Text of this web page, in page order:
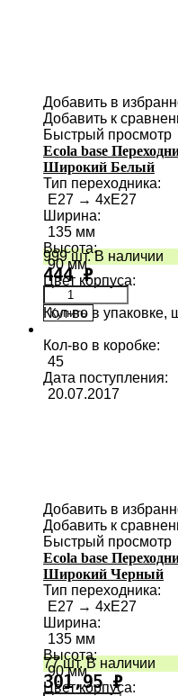
Добавить в
Добавить к
Быстрый просмотр
Ecola base
Широкий Белый
Тип переходника:
E27 → 4хE27
Ширина:
135 мм
Высота:
90 мм
Цвет корпуса:
Кол-во в упаковке,
Кол-во в коробке:
45
Дата поступления:
20.07.2017
999 шт. В наличии
444₽
Купить
Добавить в
Добавить к
Быстрый просмотр
Ecola base
Широкий Черный
Тип переходника:
E27 → 4хE27
Ширина:
135 мм
Высота:
90 мм
Цвет корпуса:
77 шт. В наличии
301,95₽